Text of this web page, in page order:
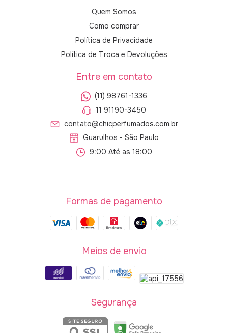
Quem Somos
Como comprar
Política de Privacidade
Política de Troca e Devoluções
Entre em contato
(11) 98761-1336
11 91190-3450
contato@chicperfumados.com.br
Guarulhos - São Paulo
9:00 Até as 18:00
Formas de pagamento
Meios de envio
Segurança